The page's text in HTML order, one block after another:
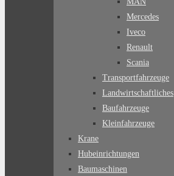
Mercedes
Iveco
Renault
Scania
Transportfahrzeuge
Landwirtschaftliches
Baufahrzeuge
Kleinfahrzeuge
Krane
Hubeinrichtungen
Baumaschinen